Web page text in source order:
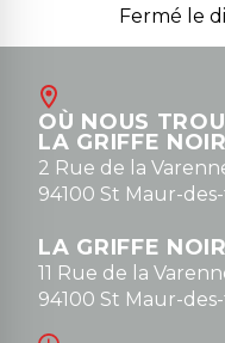
Fermé le
Août
OÙ NOUS
LA GRIFFE
2 Rue de la
94100 St Maur-
LA GRIFFE
11 Rue de la
94100 St Maur-